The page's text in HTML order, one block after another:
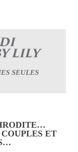
LILY
SEULES
ET